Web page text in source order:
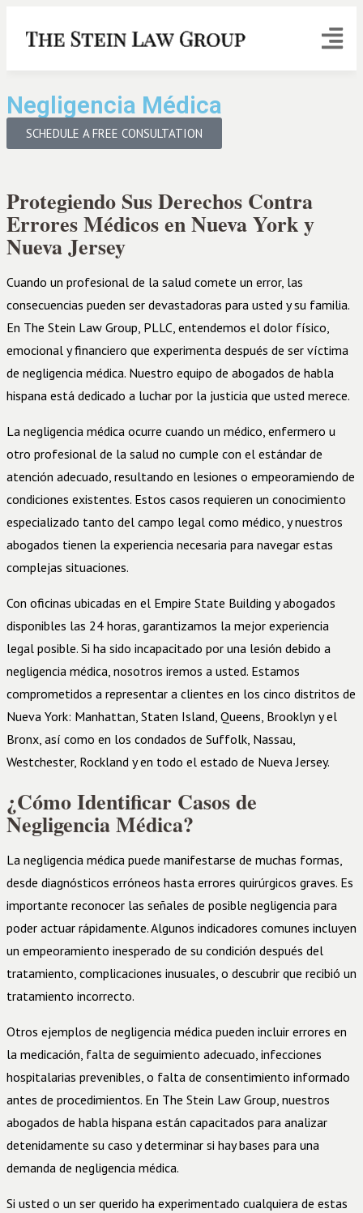
Negligencia Médica
SCHEDULE A FREE CONSULTATION
Protegiendo Sus Derechos Contra
Errores Médicos en Nueva York y
Nueva Jersey
Cuando un profesional de la salud comete un error, las
consecuencias pueden ser devastadoras para usted y su familia.
En The Stein Law Group, PLLC, entendemos el dolor físico,
emocional y financiero que experimenta después de ser víctima
de negligencia médica. Nuestro equipo de abogados de habla
hispana está dedicado a luchar por la justicia que usted merece.
La negligencia médica ocurre cuando un médico, enfermero u
otro profesional de la salud no cumple con el estándar de
atención adecuado, resultando en lesiones o empeoramiendo de
condiciones existentes. Estos casos requieren un conocimiento
especializado tanto del campo legal como médico, y nuestros
abogados tienen la experiencia necesaria para navegar estas
complejas situaciones.
Con oficinas ubicadas en el Empire State Building y abogados
disponibles las 24 horas, garantizamos la mejor experiencia
legal posible. Si ha sido incapacitado por una lesión debido a
negligencia médica, nosotros iremos a usted. Estamos
comprometidos a representar a clientes en los cinco distritos de
Nueva York: Manhattan, Staten Island, Queens, Brooklyn y el
Bronx, así como en los condados de Suffolk, Nassau,
Westchester, Rockland y en todo el estado de Nueva Jersey.
¿Cómo Identificar Casos de
Negligencia Médica?
La negligencia médica puede manifestarse de muchas formas,
desde diagnósticos erróneos hasta errores quirúrgicos graves. Es
importante reconocer las señales de posible negligencia para
poder actuar rápidamente. Algunos indicadores comunes incluyen
un empeoramiento inesperado de su condición después del
tratamiento, complicaciones inusuales, o descubrir que recibió un
tratamiento incorrecto.
Otros ejemplos de negligencia médica pueden incluir errores en
la medicación, falta de seguimiento adecuado, infecciones
hospitalarias prevenibles, o falta de consentimiento informado
antes de procedimientos. En The Stein Law Group, nuestros
abogados de habla hispana están capacitados para analizar
detenidamente su caso y determinar si hay bases para una
demanda de negligencia médica.
Si usted o un ser querido ha experimentado cualquiera de estas